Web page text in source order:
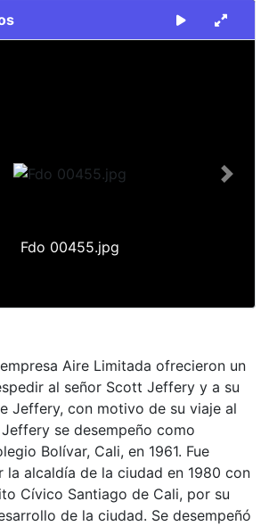
Fdo 00455.jpg
Next
Aire Limitada ofrecieron un
al señor Scott Jeffery y a su
Jeffery, con motivo de su viaje al
se desempeño como
Bolívar, Cali, en 1961. Fue
la alcaldía de la ciudad en 1980 con
Cívico Santiago de Cali, por su
de la ciudad. Se desempeñó